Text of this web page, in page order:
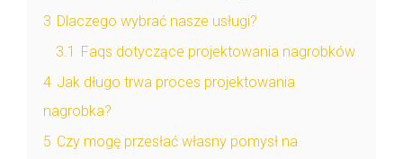
3 Dlaczego wybrać nasze usługi?
3.1 Faqs dotyczące projektowania nagrobków
4 Jak długo trwa proces projektowania
nagrobka?
5 Czy mogę przesłać własny pomysł na